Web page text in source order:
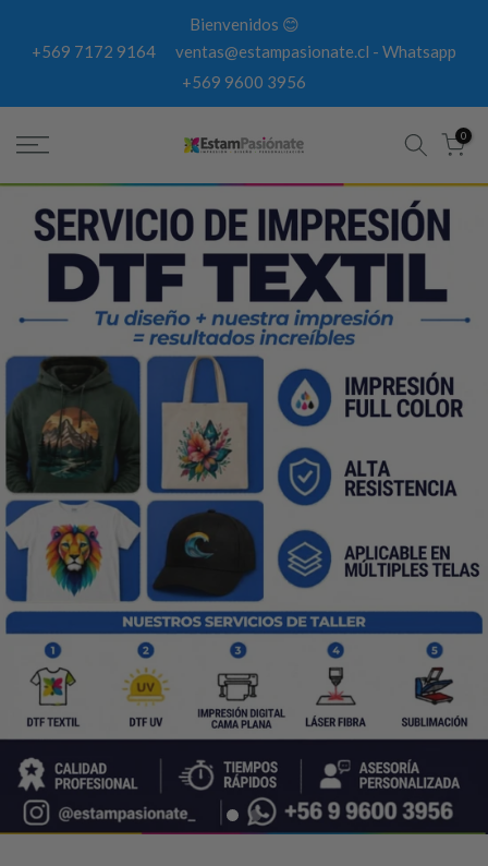
Bienvenidos 😊
+569 7172 9164
ventas@estampasionate.cl - Whatsapp
+569 9600 3956
0